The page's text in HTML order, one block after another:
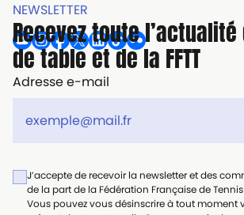
NEWSLETTER
Recevez toute
de table et de la FFTT
Adresse e-mail
J’accepte de recevoir la newsletter et des
de la part de la Fédération Française de
Vous pouvez vous désinscrire à tout moment